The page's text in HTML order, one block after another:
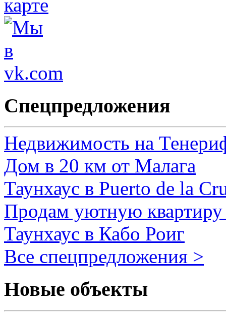
Спецпредложения
Недвижимость на
Дом в 20 км от Малага
Таунхаус в Puerto de la
Продам уютную
Таунхаус в Кабо Роиг
Все спецпредложения >
Новые объекты